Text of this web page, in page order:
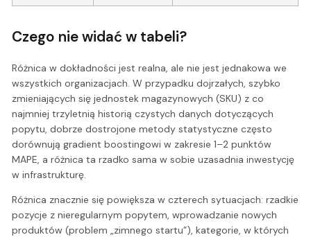
Czego nie widać w tabeli?
Różnica w dokładności jest realna, ale nie jest jednakowa we
wszystkich organizacjach. W przypadku dojrzałych, szybko
zmieniających się jednostek magazynowych (SKU) z co
najmniej trzyletnią historią czystych danych dotyczących
popytu, dobrze dostrojone metody statystyczne często
dorównują gradient boostingowi w zakresie 1–2 punktów
MAPE, a różnica ta rzadko sama w sobie uzasadnia inwestycję
w infrastrukturę.
Różnica znacznie się powiększa w czterech sytuacjach: rzadkie
pozycje z nieregularnym popytem, wprowadzanie nowych
produktów (problem „zimnego startu”), kategorie, w których